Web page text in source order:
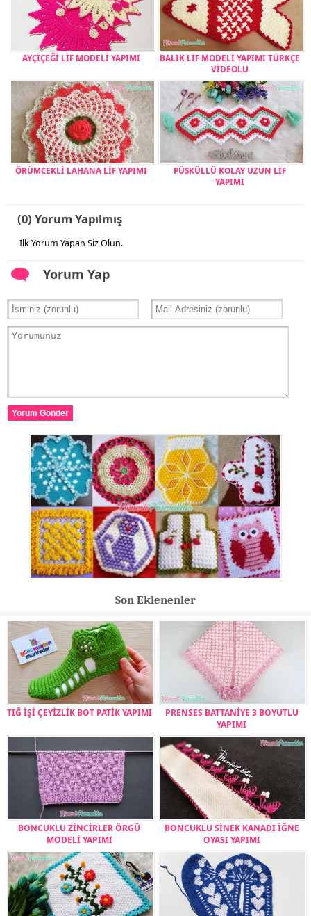
AYÇİÇEĞİ LİF MODELİ YAPIMI
BALIK LİF MODELİ YAPIMI TÜRKÇE
VİDEOLU
ÖRÜMCEKLİ LAHANA LİF YAPIMI
PÜSKÜLLÜ KOLAY UZUN LİF
YAPIMI
(0) Yorum Yapılmış
İlk Yorum Yapan Siz Olun.
Yorum Yap
Yorum Gönder
Son Eklenenler
TIĞ İŞİ ÇEYİZLİK BOT PATİK YAPIMI
PRENSES BATTANİYE 3 BOYUTLU
YAPIMI
BONCUKLU ZİNCİRLER ÖRGÜ
MODELİ YAPIMI
BONCUKLU SİNEK KANADI İĞNE
OYASI YAPIMI